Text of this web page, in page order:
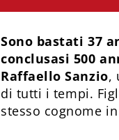
Sono bastati 37
conclusasi 500
Raffaello Sanzio,
di tutti i tempi.
stesso cognome